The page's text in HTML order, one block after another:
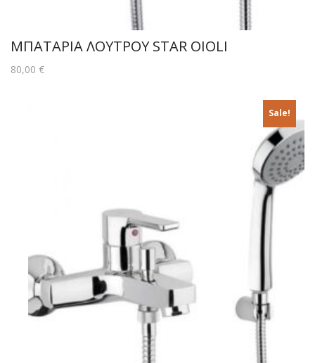
ΜΠΑΤΑΡΙΑ ΛΟΥΤΡΟΥ STAR OIOLI
80,00 €
Sale!